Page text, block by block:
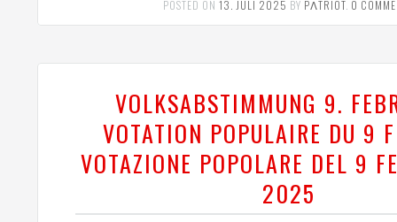
POSTED ON13. JULI 2025 BY PΛTRIOT 0
VOLKSABSTIMMUNG 9.
VOTATION POPULAIRE DU 9
VOTAZIONE POPOLARE DEL 9
2025